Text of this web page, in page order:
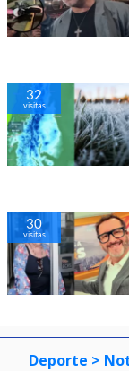
32
visitas
30
visitas
Deporte >